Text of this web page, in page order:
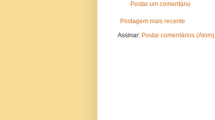
Postar um comentário
Postagem mais recente
Assinar: Postar comentários (Atom)